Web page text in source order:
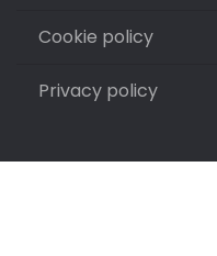
Cookie policy
Privacy policy